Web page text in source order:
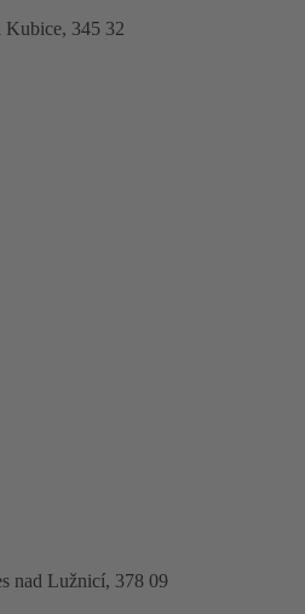
Kubice, 345 32
nad Lužnicí, 378 09